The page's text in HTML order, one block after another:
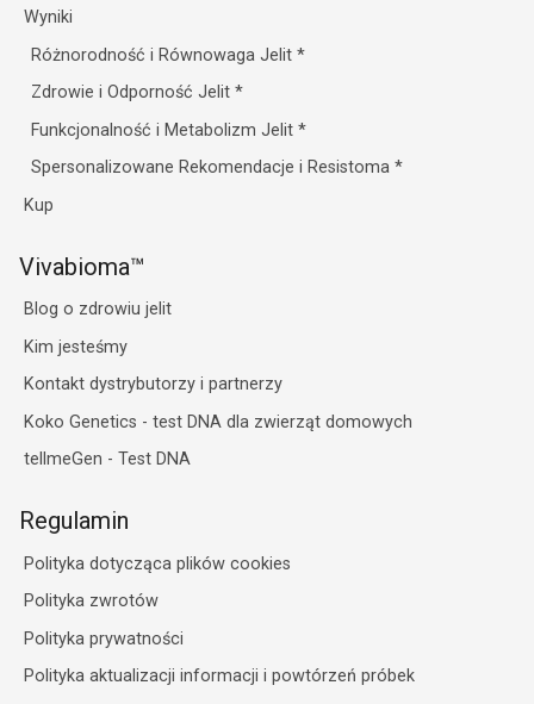
Wyniki
Różnorodność i Równowaga Jelit*
Zdrowie i Odporność Jelit*
Funkcjonalność i Metabolizm Jelit*
Spersonalizowane Rekomendacje i Resistoma*
Kup
Vivabioma™
Blog o zdrowiu jelit
Kim jesteśmy
Kontakt dystrybutorzy i partnerzy
Koko Genetics - test DNA dla zwierząt domowych
tellmeGen - Test DNA
Regulamin
Polityka dotycząca plików cookies
Polityka zwrotów
Polityka prywatności
Polityka aktualizacji informacji i powtórzeń próbek